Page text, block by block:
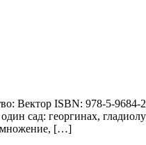
Вектор ISBN: 978-5-
сад: георгинах,
[…]